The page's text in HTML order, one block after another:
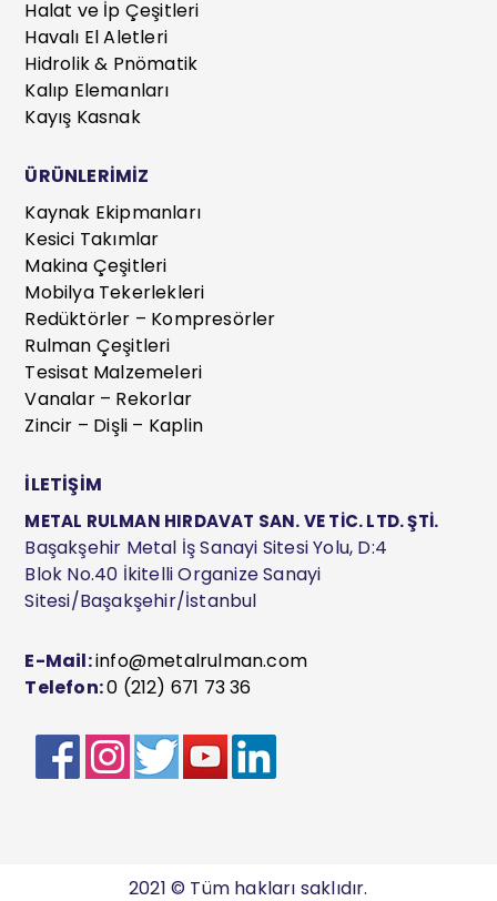
Halat ve İp Çeşitleri
Havalı El Aletleri
Hidrolik & Pnömatik
Kalıp Elemanları
Kayış Kasnak
ÜRÜNLERİMİZ
Kaynak Ekipmanları
Kesici Takımlar
Makina Çeşitleri
Mobilya Tekerlekleri
Redüktörler – Kompresörler
Rulman Çeşitleri
Tesisat Malzemeleri
Vanalar – Rekorlar
Zincir – Dişli – Kaplin
İLETİŞİM
METAL RULMAN HIRDAVAT SAN. VE TİC. LTD. ŞTİ.
Başakşehir Metal İş Sanayi Sitesi Yolu, D:4
Blok No.40 İkitelli Organize Sanayi
Sitesi/Başakşehir/İstanbul
E-Mail:info@metalrulman.com
Telefon:0 (212) 671 73 36
2021 © Tüm hakları saklıdır.